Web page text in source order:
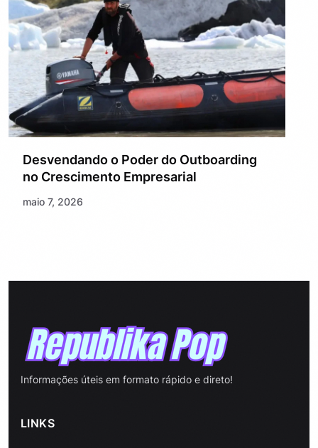
Desvendando o Poder do Outboarding
no Crescimento Empresarial
maio 7, 2026
Informações úteis em formato rápido e direto!
LINKS